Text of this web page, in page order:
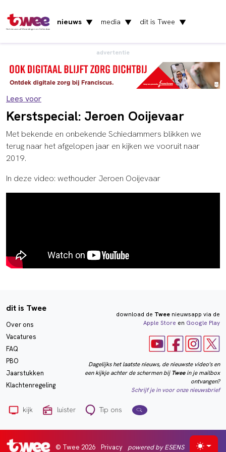
Het nieuws uit Vlaardingen en Schiedam
nieuws ▼ media ▼ dit is Twee ▼
advertentie
Lees voor
Kerstspecial: Jeroen Ooijevaar
Met bekende en onbekende Schiedammers blikken we
terug naar het afgelopen jaar en kijken we vooruit naar
2019.
In deze video: wethouder Jeroen Ooijevaar
dit is Twee
Over ons
Vacatures
FAQ
PBO
Jaarstukken
Klachtenregeling
download de Tweenieuwsapp via de
Apple Store en Google Play
Dagelijks het laatste nieuws, de nieuwste video's en
een kijkje achter de schermen bij Tweein je mailbox
ontvangen?
Schrijf je in voor onze nieuwsbrief
kijk luister Tip ons
© Twee 2026 Privacy powered by ESENS